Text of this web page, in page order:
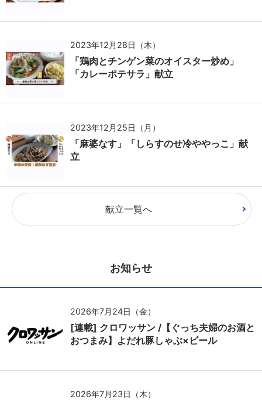
2023年12月28日（木）
「鶏肉とチンゲン菜のオイスター炒め」
「カレーポテサラ」献立
2023年12月25日（月）
「麻婆なす」「しらすのせ冷ややっこ」献
立
献立一覧へ
お知らせ
2026年7月24日（金）
[連載] クロワッサン /【ぐっち夫婦のお酒と
おつまみ】よだれ豚しゃぶ×ビール
2026年7月23日（木）